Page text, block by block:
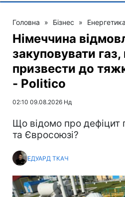
Головна » Бізнес » Енергетика
Німеччина
закуповувати
призвести до
- Politico
02:10 09.08.2026 Нд
Що відомо про дефіцит
та Євросоюзі?
ЕДУАРД ТКАЧ